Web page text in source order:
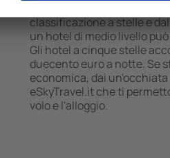
Il prezzo per notte a
classificazione a stelle e
un hotel di medio livello
Gli hotel a cinque stelle
duecento euro a notte. Se
economica, dai
eSkyTravel.it che ti
volo e l'alloggio.